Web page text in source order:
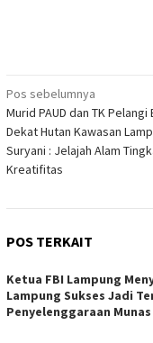
Navigasi
pos
Pos sebelumnya
Murid PAUD dan TK Pelangi
Dekat Hutan Kawasan
Suryani : Jelajah Alam
Kreatifitas
POS TERKAIT
Ketua FBI Lampung
Lampung Sukses Jadi
Penyelenggaraan Munas